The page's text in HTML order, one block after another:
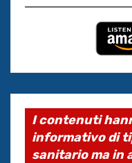
I contenuti
informativo di
sanitario ma in